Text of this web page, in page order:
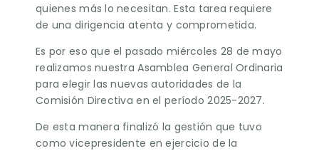
quienes más lo necesitan. Esta tarea requiere
de una dirigencia atenta y comprometida.
Es por eso que el pasado miércoles 28 de mayo
realizamos nuestra Asamblea General Ordinaria
para elegir las nuevas autoridades de la
Comisión Directiva en el período 2025-2027.
De esta manera finalizó la gestión que tuvo
como vicepresidente en ejercicio de la